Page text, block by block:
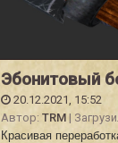
Эбонитовый
20.12.2021, 15:52
Автор: TRM |
Красивая